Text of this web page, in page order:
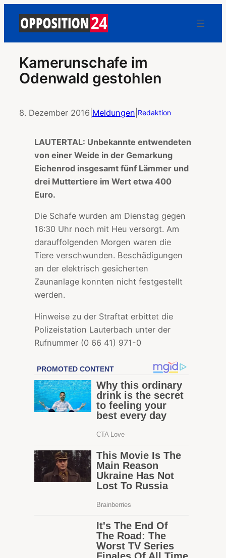
Kamerunschafe im
Odenwald gestohlen
8. Dezember 2016 Meldungen Redaktion
LAUTERTAL: Unbekannte entwendeten
von einer Weide in der Gemarkung
Eichenrod insgesamt fünf Lämmer und
drei Muttertiere im Wert etwa 400
Euro.
Die Schafe wurden am Dienstag gegen
16:30 Uhr noch mit Heu versorgt. Am
darauffolgenden Morgen waren die
Tiere verschwunden. Beschädigungen
an der elektrisch gesicherten
Zaunanlage konnten nicht festgestellt
werden.
Hinweise zu der Straftat erbittet die
Polizeistation Lauterbach unter der
Rufnummer (0 66 41) 971-0